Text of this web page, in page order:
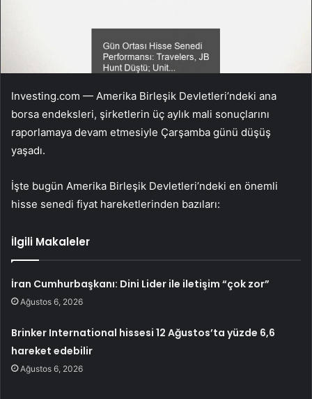
Investing.com — Amerika Birleşik Devletleri’ndeki ana
borsa endeksleri, şirketlerin üç aylık mali sonuçlarını
raporlamaya devam etmesiyle Çarşamba günü düşüş
yaşadı.
İşte bugün Amerika Birleşik Devletleri’ndeki en önemli
hisse senedi fiyat hareketlerinden bazıları:
İlgili Makaleler
İran Cumhurbaşkanı: Dini Lider ile iletişim “çok zor”
Ağustos 6, 2026
Brinker International hissesi 12 Ağustos’ta yüzde 6,6
hareket edebilir
Ağustos 6, 2026